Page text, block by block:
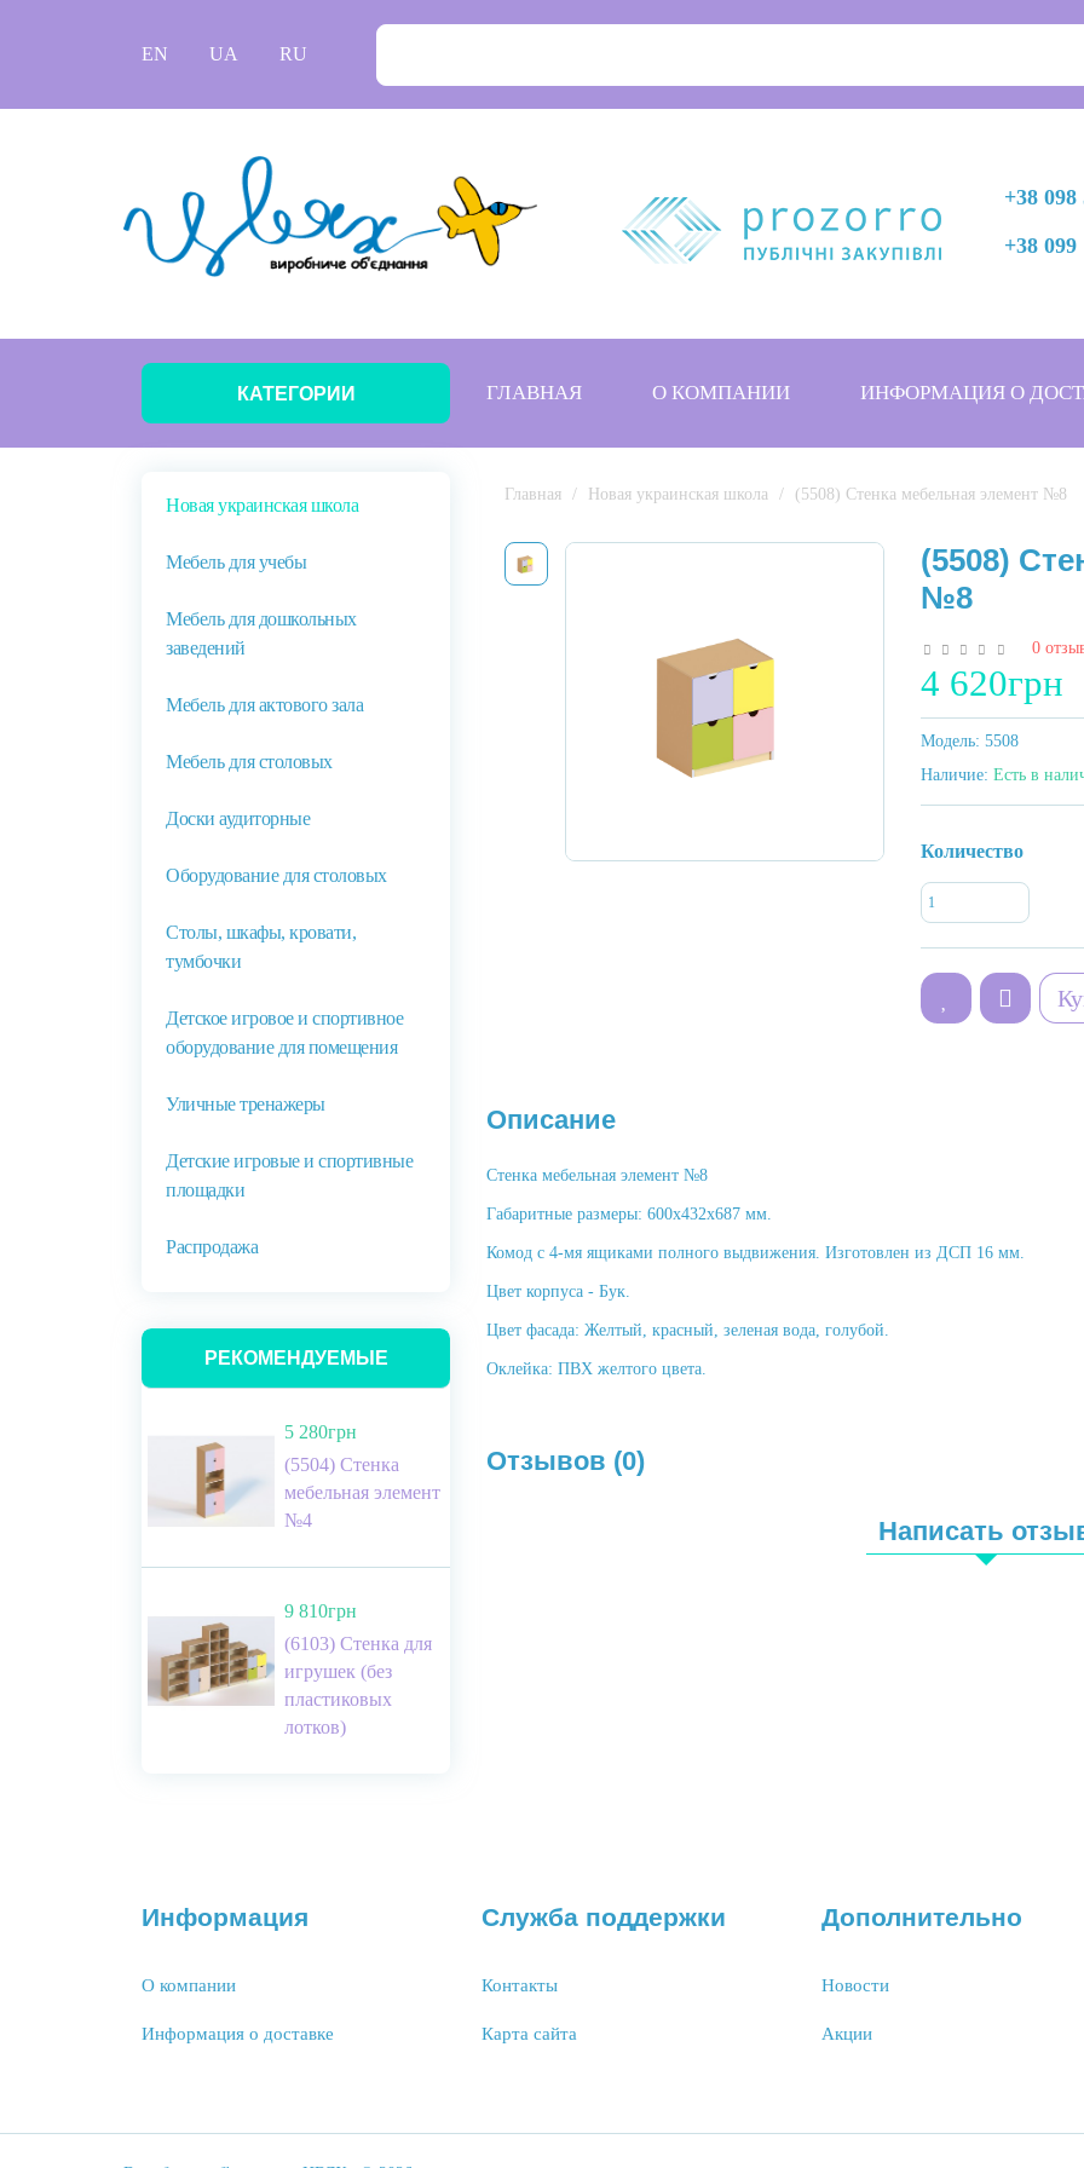
EN UA RU
+38 098
+38 099
ГЛАВНАЯ О КОМПАНИИ ИНФОРМАЦИЯ О
КАТЕГОРИИ
Новая украинская школа
Мебель для учебы
Мебель для дошкольных
заведений
Мебель для актового зала
Мебель для столовых
Доски аудиторные
Оборудование для столовых
Столы, шкафы, кровати,
тумбочки
Детское игровое и спортивное
оборудование для помещения
Уличные тренажеры
Детские игровые и спортивные
площадки
Распродажа
РЕКОМЕНДУЕМЫЕ
5 280грн
(5504) Стенка
мебельная элемент
№4
9 810грн
(6103) Стенка для
игрушек (без
пластиковых
лотков)
Главная Новая украинская школа (5508) Cтенка мебельная элемент №8
(5508)
№8
0
4 620грн
Модель: 5508
Наличие: Есть в
Количество
Описание
Cтенка мебельная элемент №8
Габаритные размеры: 600х432х687 мм.
Комод с 4-мя ящиками полного выдвижения. Изготовлен из ДСП 16 мм.
Цвет корпуса - Бук.
Цвет фасада: Желтый, красный, зеленая вода, голубой.
Оклейка: ПВХ желтого цвета.
Отзывов (0)
Написать
Информация
О компании
Информация о доставке
Служба поддержки
Контакты
Карта сайта
Дополнительно
Новости
Акции